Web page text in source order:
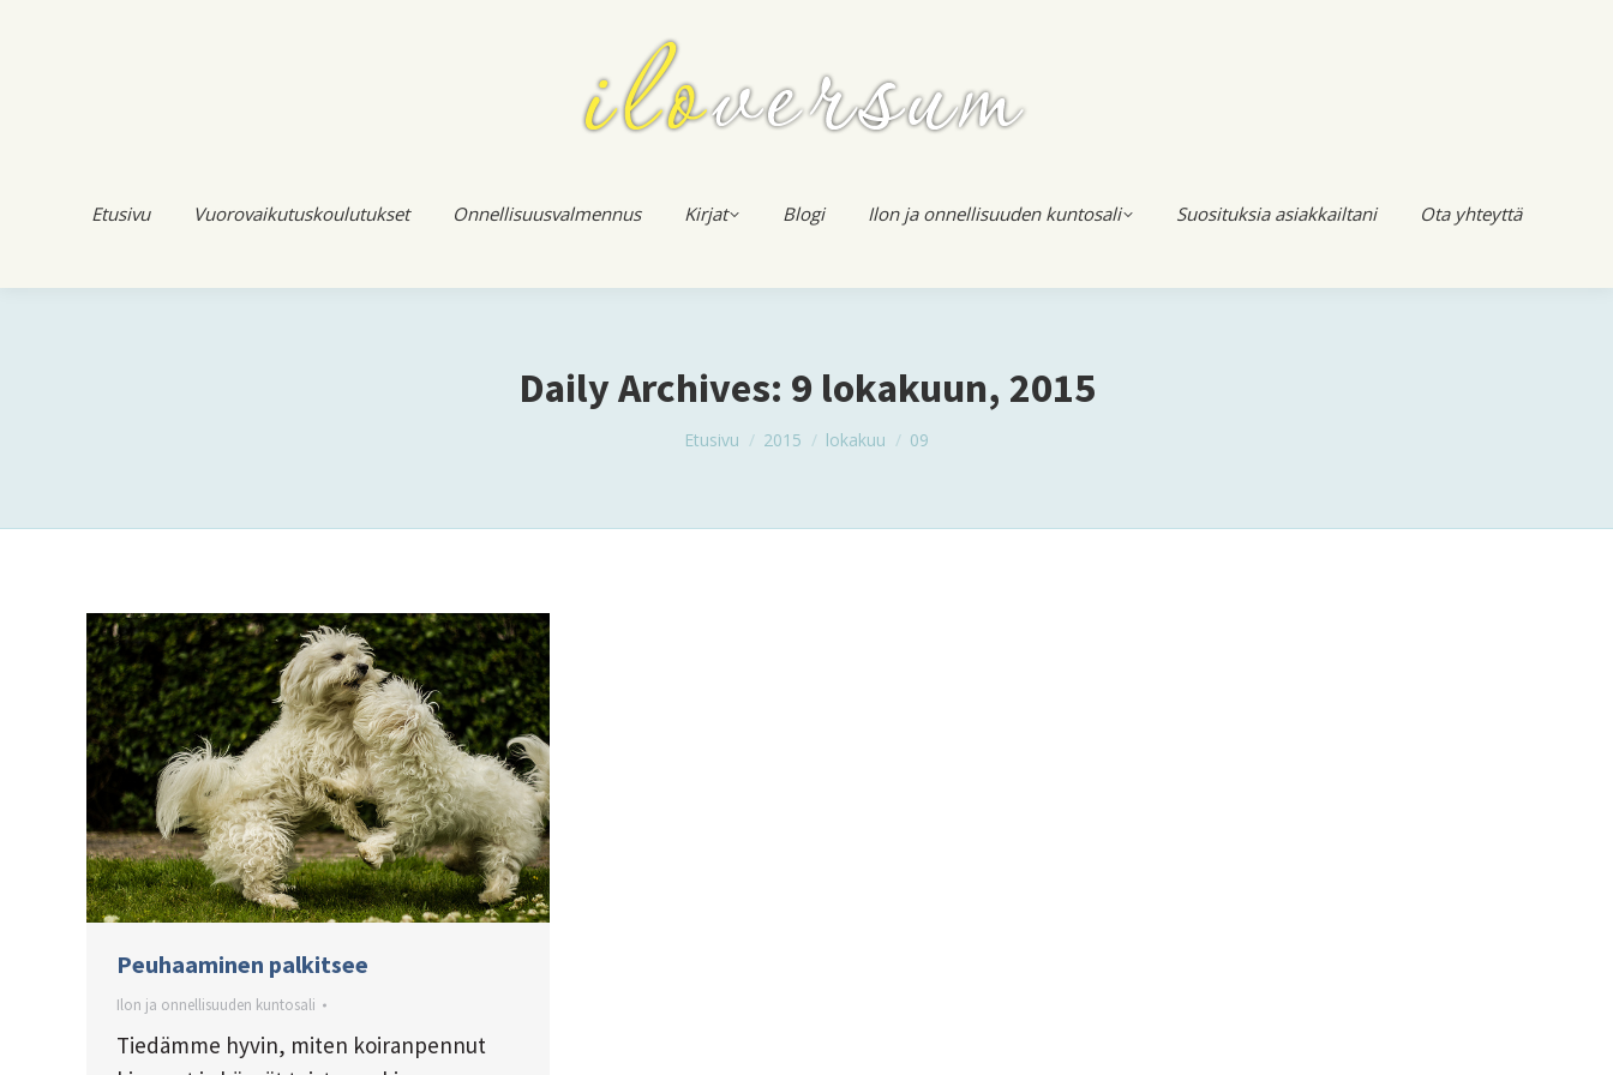
Etusivu Vuorovaikutuskoulutukset Onnellisuusvalmennus Kirjat Blogi Ilon ja onnellisuuden kuntosali Suosituksia asiakkailtani Ota yhteyttä
Daily Archives: 9 lokakuun, 2015
You are here:
Etusivu 2015 lokakuu 09
Peuhaaminen palkitsee
Ilon ja onnellisuuden kuntosali
Tiedämme hyvin, miten koiranpennut